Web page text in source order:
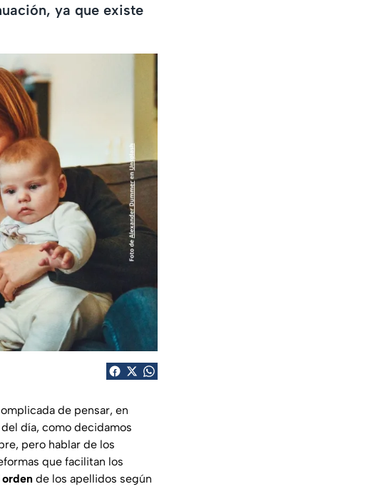
ya que existe
de pensar, en
día, como decidamos
pero hablar de los
que facilitan los
orden de los apellidos según